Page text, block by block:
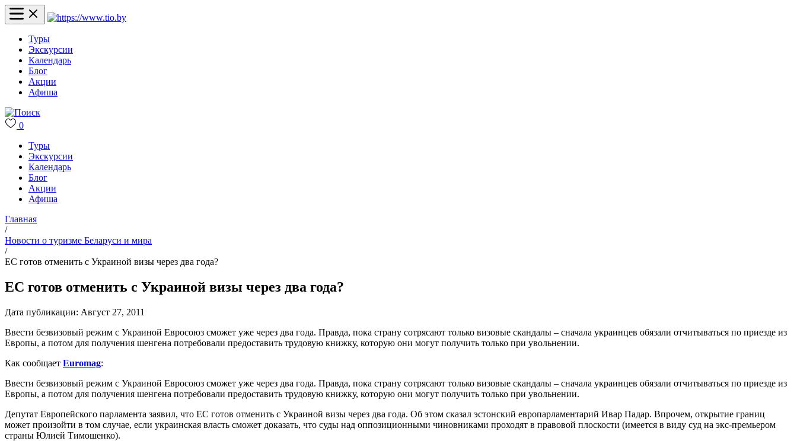
Туры
Экскурсии
Календарь
Блог
Акции
Афиша
0
Туры
Экскурсии
Календарь
Блог
Акции
Афиша
Главная
/
Новости о туризме Беларуси и мира
/
ЕС готов отменить с Украиной визы через два года?
ЕС готов отменить с Украиной визы через два года?
Дата публикации: Август 27, 2011
Ввести безвизовый режим с Украиной Евросоюз сможет уже через два года. Правда, пока страну сотрясают только визовые скандалы – сначала украинцев обязали отчитываться по приезде из
Европы, а потом для получения шенгена потребовали предоставить трудовую книжку, которую они могут получить только при увольнении.
Как сообщает Euromag:
Ввести безвизовый режим с Украиной Евросоюз сможет уже через два года. Правда, пока страну сотрясают только визовые скандалы – сначала украинцев обязали отчитываться по приезде из
Европы, а потом для получения шенгена потребовали предоставить трудовую книжку, которую они могут получить только при увольнении.
Депутат Европейского парламента заявил, что ЕС готов отменить с Украиной визы через два года. Об этом сказал эстонский европарламентарий Ивар Падар. Впрочем, открытие границ
может произойти в том случае, если украинская власть сможет доказать, что суды над оппозиционными чиновниками проходят в правовой плоскости (имеется в виду суд на экс-премьером
страны Юлией Тимошенко).